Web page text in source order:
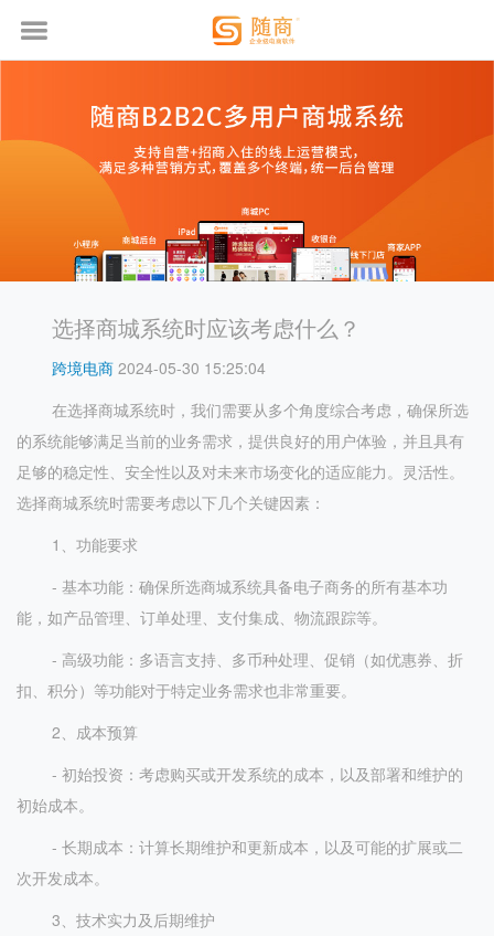
选择商城系统时应该考虑什么？
跨境电商 2024-05-30 15:25:04
在选择商城系统时，我们需要从多个角度综合考虑，确保所选
的系统能够满足当前的业务需求，提供良好的用户体验，并且具有
足够的稳定性、安全性以及对未来市场变化的适应能力。灵活性。
选择商城系统时需要考虑以下几个关键因素：
1、功能要求
- 基本功能：确保所选商城系统具备电子商务的所有基本功
能，如产品管理、订单处理、支付集成、物流跟踪等。
- 高级功能：多语言支持、多币种处理、促销（如优惠券、折
扣、积分）等功能对于特定业务需求也非常重要。
2、成本预算
- 初始投资：考虑购买或开发系统的成本，以及部署和维护的
初始成本。
- 长期成本：计算长期维护和更新成本，以及可能的扩展或二
次开发成本。
3、技术实力及后期维护